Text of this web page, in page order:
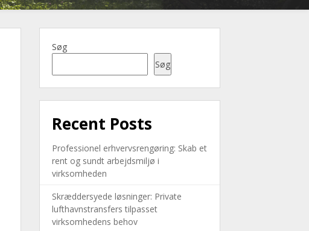
Søg
Søg
Recent Posts
Professionel erhvervsrengøring: Skab et
rent og sundt arbejdsmiljø i
virksomheden
Skræddersyede løsninger: Private
lufthavnstransfers tilpasset
virksomhedens behov